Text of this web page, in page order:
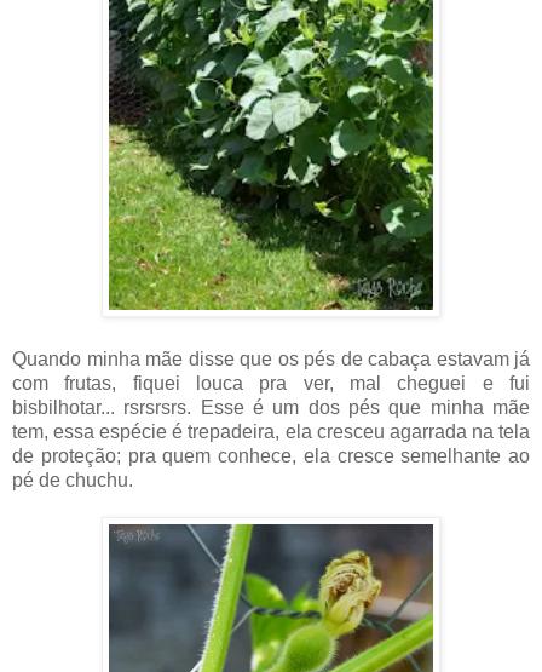
Quando minha mãe disse que os pés de cabaça estavam já
com frutas, fiquei louca pra ver, mal cheguei e fui
bisbilhotar... rsrsrsrs. Esse é um dos pés que minha mãe
tem, essa espécie é trepadeira, ela cresceu agarrada na tela
de proteção; pra quem conhece, ela cresce semelhante ao
pé de chuchu.